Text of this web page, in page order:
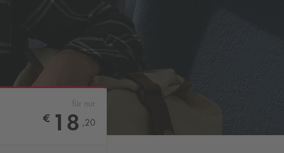
für nur
€ 18 ,20